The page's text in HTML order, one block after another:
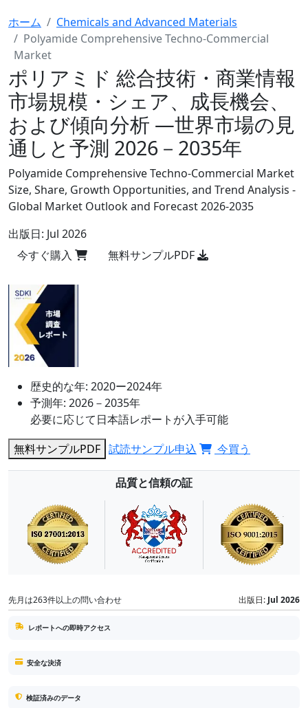
ホーム
Chemicals and Advanced Materials
Polyamide Comprehensive Techno-Commercial
Market
ポリアミド 総合技術・商業情報
市場規模・シェア、成長機会、
および傾向分析 ―世界市場の見
通しと予測 2026－2035年
Polyamide Comprehensive Techno-Commercial Market
Size, Share, Growth Opportunities, and Trend Analysis -
Global Market Outlook and Forecast 2026-2035
出版日: Jul 2026
今すぐ購入
無料サンプルPDF
歴史的な年: 2020ー2024年
予測年: 2026－2035年
必要に応じて日本語レポートが入手可能
無料サンプルPDF 試読サンプル申込 今買う
品質と信頼の証
先月は263件以上の問い合わせ 出版日: Jul 2026
レポートへの即時アクセス
安全な決済
検証済みのデータ